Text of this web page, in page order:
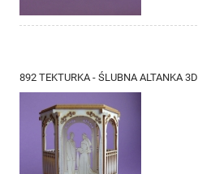
892 TEKTURKA - ŚLUBNA ALTANKA 3D